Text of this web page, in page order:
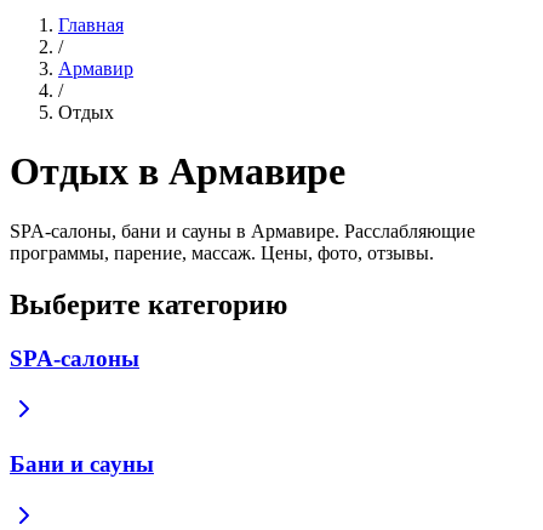
Главная
/
Армавир
/
Отдых
Отдых в Армавире
SPA-салоны, бани и сауны в Армавире. Расслабляющие
программы, парение, массаж. Цены, фото, отзывы.
Выберите категорию
SPA-салоны
Бани и сауны